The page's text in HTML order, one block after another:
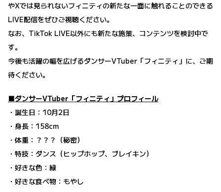
やXでは見られないフィニティの新たな一面に触れることのできる
LIVE配信をぜひご視聴ください。
なお、TikTok LIVE以外にも新たな施策、コンテンツを検討中で
す。
今後も活躍の幅を広げるダンサーVTuber「フィニティ」に、ご期
待ください。
■ダンサーVTuber「フィニティ」プロフィール
・誕生日：10月2日
・身長：158cm
・体重：？？？（秘密）
・特技：ダンス（ヒップホップ、ブレイキン）
・好きな色：緑
・好きな食べ物：もやし